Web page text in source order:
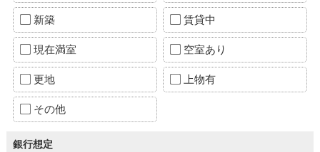
新築 賃貸中
現在満室 空室あり
更地 上物有
その他
銀行想定